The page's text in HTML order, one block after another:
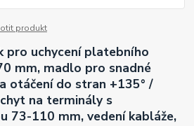
produkt
pro uchycení platebního
mm, madlo pro snadné
otáčení do stran +135° /
na terminály s
73-110 mm, vedení kabláže,